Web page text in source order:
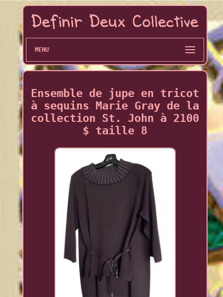
MENU
Ensemble de jupe en tricot
à sequins Marie Gray de la
collection St. John à 2100
$ taille 8